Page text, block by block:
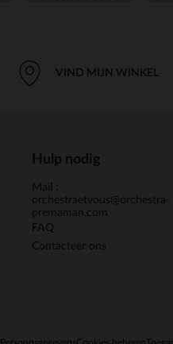
VIND MIJN WINKEL
Hulp nodig
Mail :
orchestraetvous@orchestra-
premaman.com
FAQ
Contacteer ons